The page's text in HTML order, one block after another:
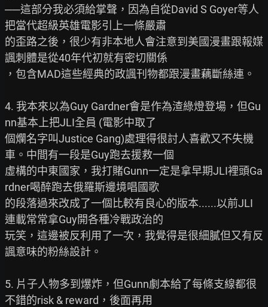
──這部分我必須給掌聲，因為自從David S Goyer等人
把當代超級英雄電影引上一條嚴肅
的歪路之後，很少有非本地人會注意到美國漫畫跟報媒
諷刺體是從40年代初就有密切關係
，包含MAD這些經典的政諷刊物都跟漫畫藕斷絲連。
4. 我本來以為Guy Gardner會是作為渣綠燈登場，但Gu
nn基本上把JLI全員 (電影中取了
個爛名字叫Justice Gang)處理得很討人喜歡又不失機
車。中間有一段是Guy跑去援救一個
虛構的中東國家，我打賭Gunn一定是拿早期JLI裡頭Ga
rdner喝醉跑去俄羅斯邊境唱國歌
的段落過來改成了一個比較有良心的版本......以前JLI
連載常常拿Guy開各種冷戰政治的
玩笑，這邊被反利用了一次，我覺得是很細膩但又有反
諷意味的粉絲設計。
5. 片子人物多到爆炸，但Gunn劇本給了每條支線都很
不錯的risk & reward，後面再用